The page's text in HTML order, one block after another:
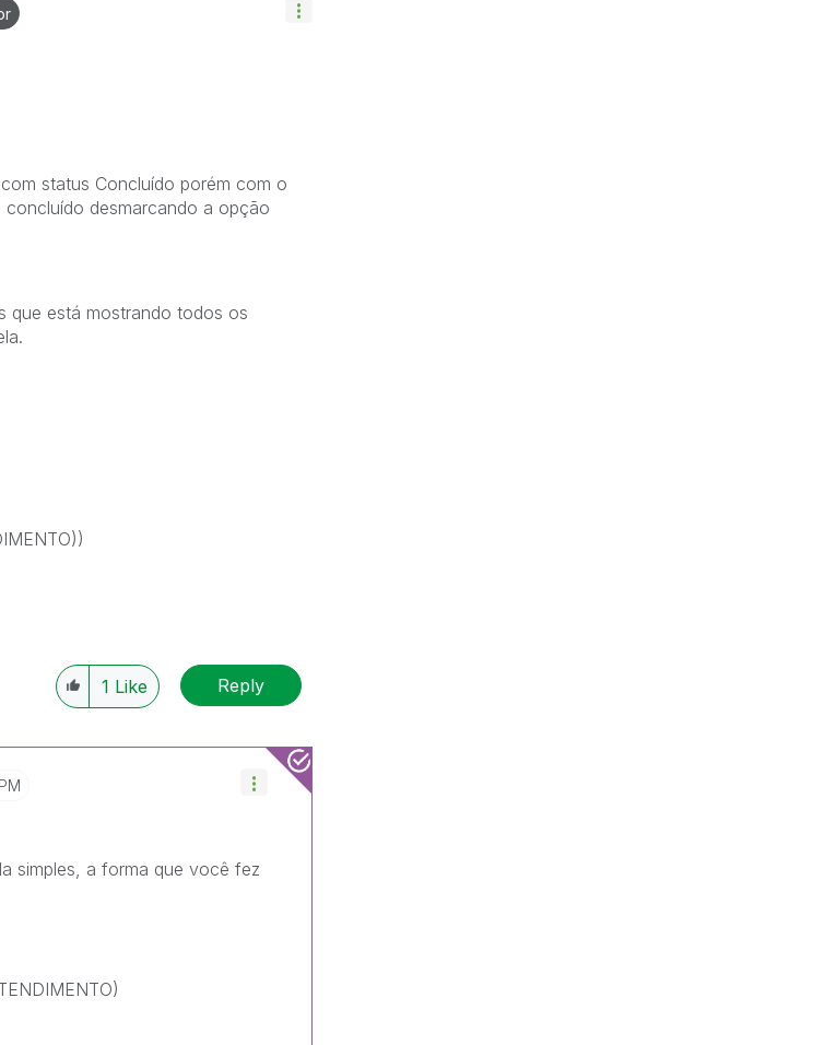
status Concluído porém com o
desmarcando a opção
que está mostrando todos os
1 Like Reply
simples, a forma que você fez